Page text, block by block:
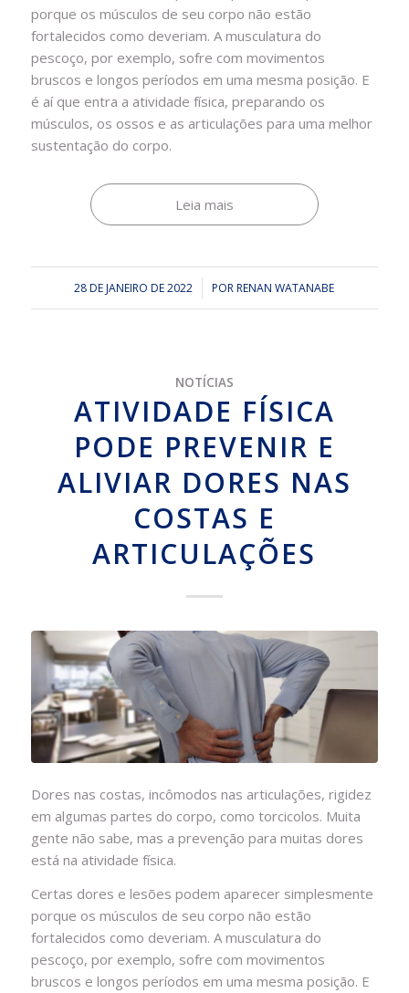
porque os músculos de seu corpo não estão
fortalecidos como deveriam. A musculatura do
pescoço, por exemplo, sofre com movimentos
bruscos e longos períodos em uma mesma posição. E
é aí que entra a atividade física, preparando os
músculos, os ossos e as articulações para uma melhor
sustentação do corpo.
Leia mais
28 DE JANEIRO DE 2022
/ PORRENAN WATANABE
NOTÍCIAS
ATIVIDADE FÍSICA
PODE PREVENIR E
ALIVIAR DORES NAS
COSTAS E
ARTICULAÇÕES
Dores nas costas, incômodos nas articulações, rigidez
em algumas partes do corpo, como torcicolos. Muita
gente não sabe, mas a prevenção para muitas dores
está na atividade física.
Certas dores e lesões podem aparecer simplesmente
porque os músculos de seu corpo não estão
fortalecidos como deveriam. A musculatura do
pescoço, por exemplo, sofre com movimentos
bruscos e longos períodos em uma mesma posição. E